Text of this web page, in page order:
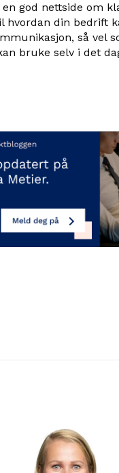
god nettside om
hvordan din bedrift
så vel
bruke selv i det